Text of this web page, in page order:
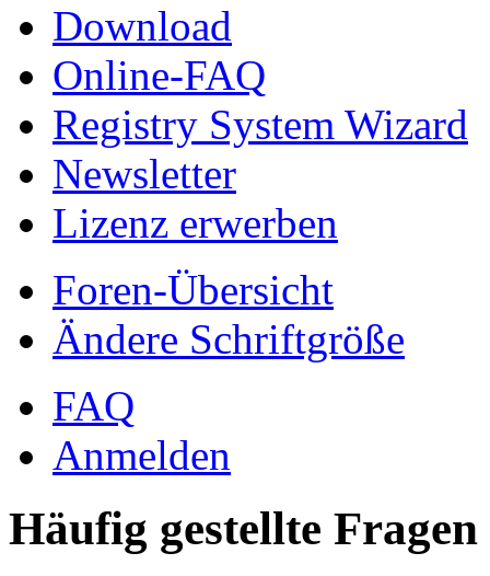
Download
Online-FAQ
Registry System Wizard
Newsletter
Lizenz erwerben
Foren-Übersicht
Ändere Schriftgröße
FAQ
Anmelden
Häufig gestellte Fragen